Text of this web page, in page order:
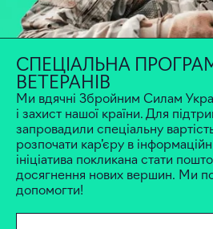
СПЕЦІАЛЬНА
ВЕТЕРАНІВ
Ми вдячні Збройним Силам
і захист нашої країни. Для
запровадили спеціальну
розпочати кар’єру в
ініціатива покликана стати
досягнення нових вершин. Ми
допомогти!